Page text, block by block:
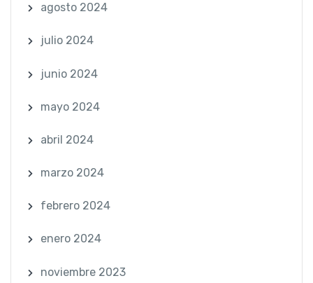
agosto 2024
julio 2024
junio 2024
mayo 2024
abril 2024
marzo 2024
febrero 2024
enero 2024
noviembre 2023